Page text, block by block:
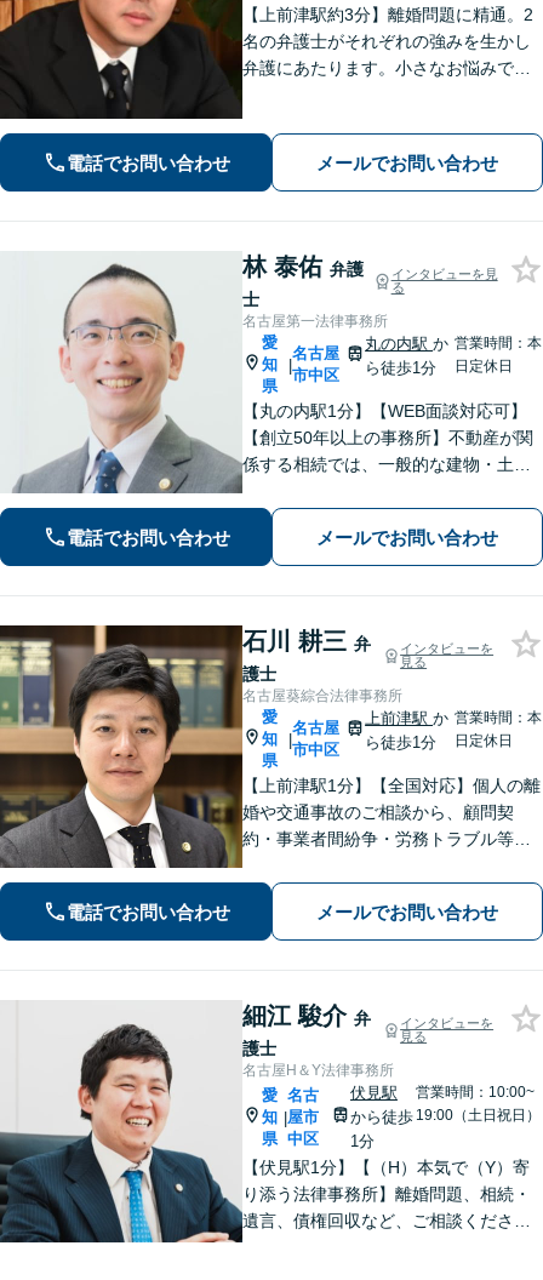
【上前津駅約3分】離婚問題に精通。2
名の弁護士がそれぞれの強みを生かし
弁護にあたります。小さなお悩みで
イスを行います！【初回相談無料】
電話でお問い合わせ メールでお問い合わせ
林 泰佑 弁護
士
インタビューを見
る
名古屋第一法律事務所
愛
知
県
|
名古屋
市中区
丸の内駅か
ら徒歩1分
営業時間：本
日定休日
【丸の内駅1分】【WEB面談対応可】
【創立50年以上の事務所】不動産が関
係する相続では、一般的な建物・土地
「IT法務部によるチームでの問題解
決」ITに関する深い知見を活かして技
術的な観点からも問題解決をサポー
ト！
電話でお問い合わせ メールでお問い合わせ
石川 耕三 弁
護士
インタビューを
見る
名古屋葵綜合法律事務所
愛
知
県
|
名古屋
市中区
上前津駅か
ら徒歩1分
営業時間：本
日定休日
【上前津駅1分】【全国対応】個人の離
婚や交通事故のご相談から、顧問契
約・事業者間紛争・労務トラブル等ま
を中心に東海地方全域からご相談を承
っております。【夜間面談可能】【オ
ンライン相談可能】
電話でお問い合わせ メールでお問い合わせ
細江 駿介 弁
護士
インタビューを
見る
名古屋H＆Y法律事務所
愛
知
県
|
名古
屋市
中区
伏見駅
から徒歩
1分
営業時間：10:00~
19:00（土日祝日）
【伏見駅1分】【（H）本気で（Y）寄
り添う法律事務所】離婚問題、相続・
遺言、債権回収など、ご相談くださ